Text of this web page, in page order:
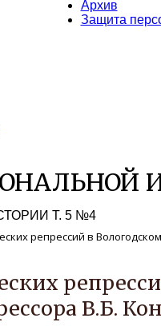
Архив
Защита
Т. 5 №4
репрессий в
В.Б.